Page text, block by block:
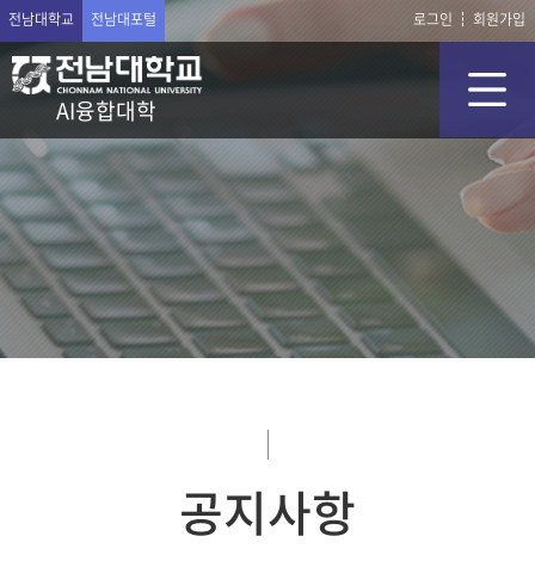
전남대학교 전남대포털 로그인 회원가입
AI융합대학
공지사항